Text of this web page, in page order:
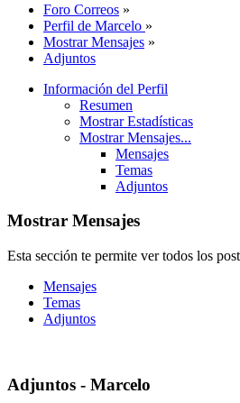
Foro Correos »
Perfil de Marcelo »
Mostrar Mensajes »
Adjuntos
Información del Perfil
Resumen
Mostrar Estadísticas
Mostrar Mensajes...
Mensajes
Temas
Adjuntos
Mostrar Mensajes
Esta sección te permite ver todos los
Mensajes
Temas
Adjuntos
Adjuntos - Marcelo